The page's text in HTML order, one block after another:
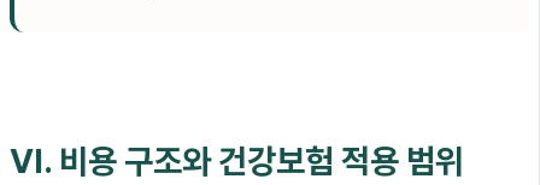
VI. 비용 구조와 건강보험 적용 범위